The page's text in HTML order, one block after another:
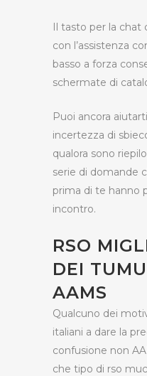
Il tasto per la
con l’assistenza
basso a forza
schermate di
Puoi ancora
incertezza di
qualora sono
serie di domande
prima di te hanno
incontro.
RSO
DEI
AAMS
Qualcuno dei
italiani a dare la
confusione non
che tipo di rso